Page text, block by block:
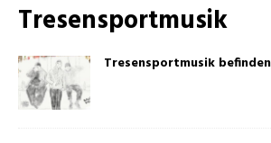
Tresensportmusik
Tresensportmusik